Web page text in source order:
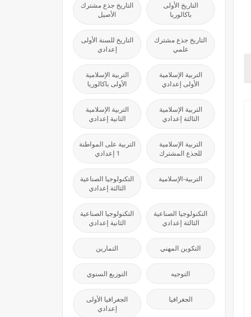
التاريخ الأولى
باكالوريا
التاريخ جذع مشترك
الأصيل
التاريخ جذع مشترك
علمي
التاريخ للسنة الأولى
إعدادي
التربية الإسلامية
الأولى إعدادي
التربية الإسلامية
الأولى باكالوريا
التربية الإسلامية
الثالثة إعدادي
التربية الإسلامية
الثانية إعدادي
التربية الإسلامية
للجذع المشترك
التربية على المواطنة
1 إعدادي
التربية-الإسلامية
التكنولوجيا الصناعية
الثالثة إعدادي
التكنولوجيا الصناعية
الثالثة إعدادي
التكنولوجيا الصناعية
الثانية إعدادي
التكوين المهني التمارين
التوجيه التوزيع السنوي
الجغرافيا
الجغرافيا الأولى
إعدادي